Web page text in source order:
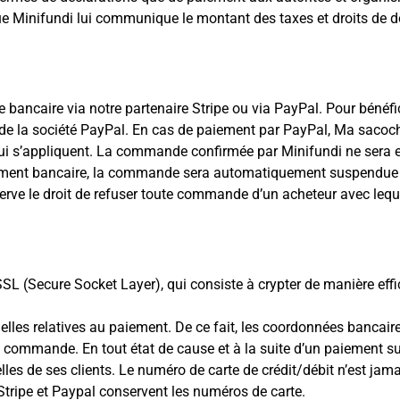
Minifundi lui communique le montant des taxes et droits de
via notre partenaire Stripe ou via PayPal. Pour
la société PayPal. En cas de paiement par PayPal, Ma
La commande confirmée par Minifundi ne sera
bancaire, la commande sera automatiquement
le droit de refuser toute commande d’un acheteur avec
(Secure Socket Layer), qui consiste à crypter de manière
relatives au paiement. De ce fait, les coordonnées
En tout état de cause et à la suite d’un paiement
de ses clients. Le numéro de carte de crédit/débit n’est
et Paypal conservent les numéros de carte.